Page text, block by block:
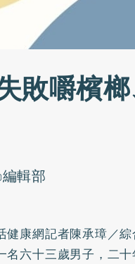
敗嚼檳
輯部
健康網記者陳承璋／
名六十三歲男子，二